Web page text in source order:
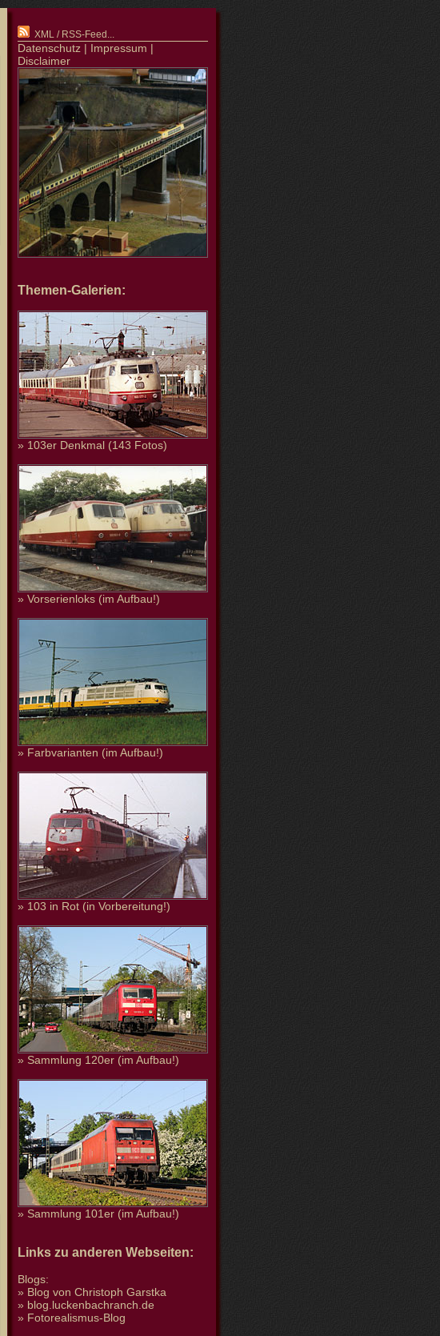
XML / RSS-Feed...
Datenschutz | Impressum |
Disclaimer
Themen-Galerien:
» 103er Denkmal (143 Fotos)
» Vorserienloks (im Aufbau!)
» Farbvarianten (im Aufbau!)
» 103 in Rot (in Vorbereitung!)
» Sammlung 120er (im Aufbau!)
» Sammlung 101er (im Aufbau!)
Links zu anderen Webseiten:
Blogs:
» Blog von Christoph Garstka
» blog.luckenbachranch.de
» Fotorealismus-Blog